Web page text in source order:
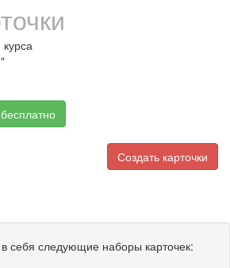
"
Создать карточки
себя следующие наборы карточек: